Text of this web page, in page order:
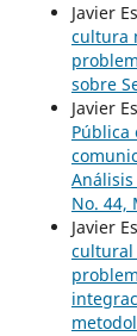
Javier
cultura
sobre
Javier
Pública
No. 44,
Javier
cultural